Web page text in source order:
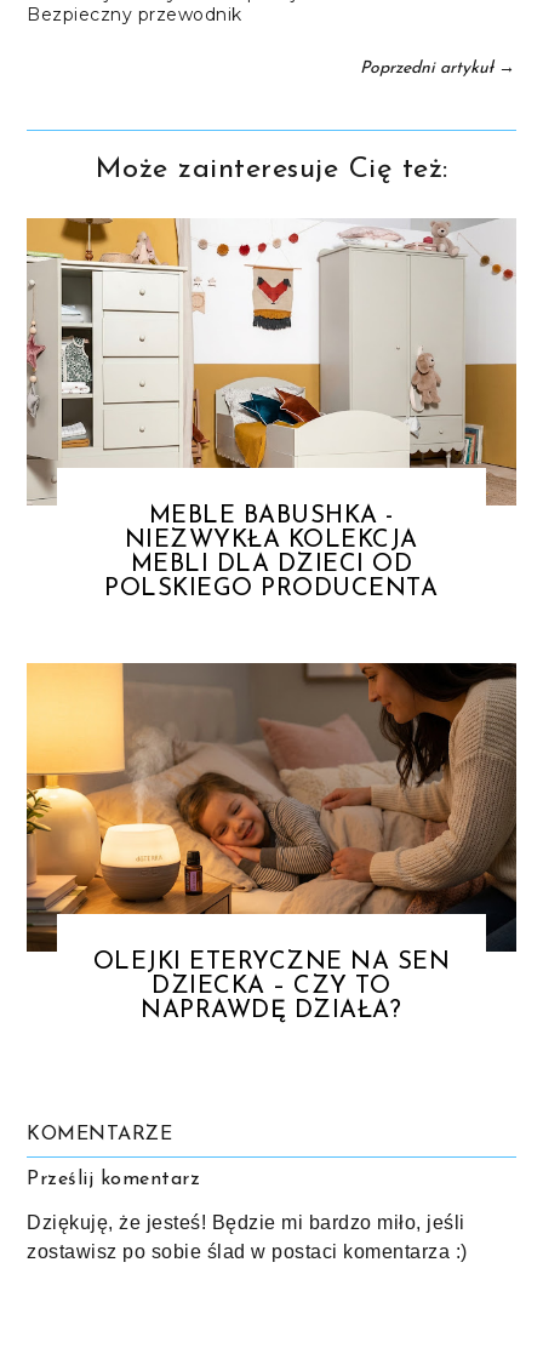
Bezpieczny przewodnik
Poprzedni artykuł→
Może zainteresuje Cię też:
MEBLE BABUSHKA -
NIEZWYKŁA KOLEKCJA
MEBLI DLA DZIECI OD
POLSKIEGO PRODUCENTA
OLEJKI ETERYCZNE NA SEN
DZIECKA – CZY TO
NAPRAWDĘ DZIAŁA?
KOMENTARZE
Prześlij komentarz
Dziękuję, że jesteś! Będzie mi bardzo miło, jeśli
zostawisz po sobie ślad w postaci komentarza :)